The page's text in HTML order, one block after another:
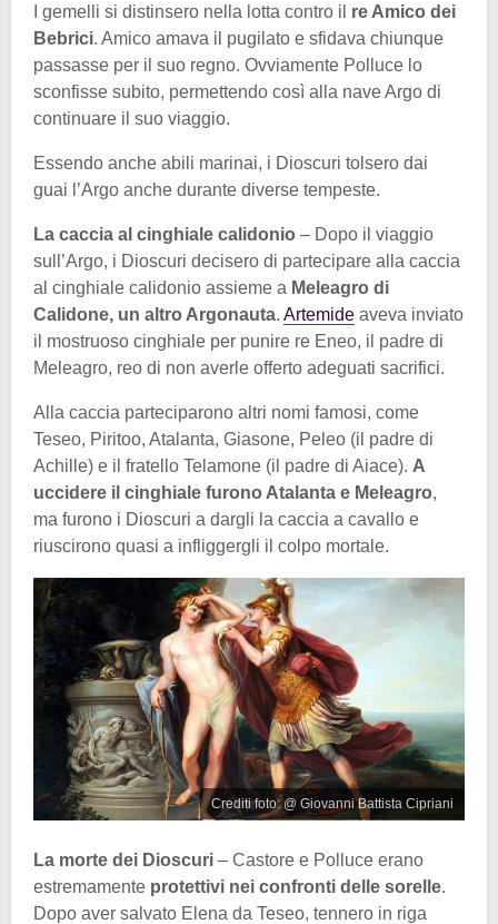
I gemelli si distinsero nella lotta contro il re Amico dei
Bebrici. Amico amava il pugilato e sfidava chiunque
passasse per il suo regno. Ovviamente Polluce lo
sconfisse subito, permettendo così alla nave Argo di
continuare il suo viaggio.
Essendo anche abili marinai, i Dioscuri tolsero dai
guai l’Argo anche durante diverse tempeste.
La caccia al cinghiale calidonio – Dopo il viaggio
sull’Argo, i Dioscuri decisero di partecipare alla caccia
al cinghiale calidonio assieme a Meleagro di
Calidone, un altro Argonauta. Artemide aveva inviato
il mostruoso cinghiale per punire re Eneo, il padre di
Meleagro, reo di non averle offerto adeguati sacrifici.
Alla caccia parteciparono altri nomi famosi, come
Teseo, Piritoo, Atalanta, Giasone, Peleo (il padre di
Achille) e il fratello Telamone (il padre di Aiace). A
uccidere il cinghiale furono Atalanta e Meleagro,
ma furono i Dioscuri a dargli la caccia a cavallo e
riuscirono quasi a infliggergli il colpo mortale.
Crediti foto: @ Giovanni Battista Cipriani
La morte dei Dioscuri – Castore e Polluce erano
estremamente protettivi nei confronti delle sorelle.
Dopo aver salvato Elena da Teseo, tennero in riga